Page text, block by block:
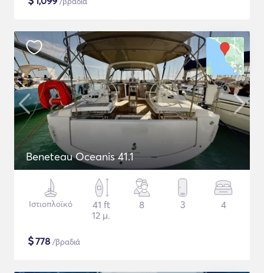
Beneteau Oceanis 41.1
Ιστιοπλοϊκό
41 ft
12 μ.
8 3 4
$778 /βραδιά